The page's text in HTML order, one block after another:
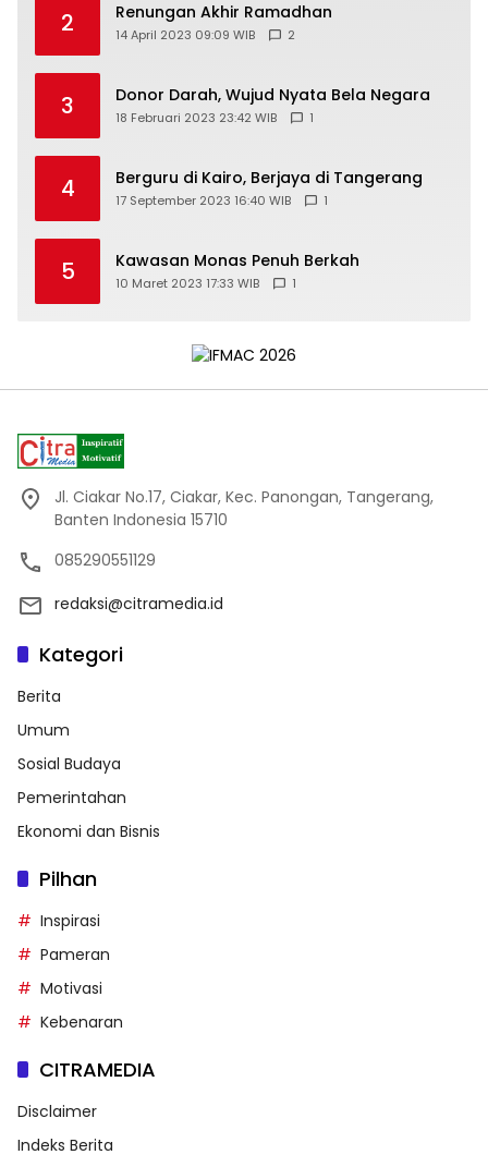
2 Renungan Akhir Ramadhan
14 April 2023 09:09 WIB 2
3 Donor Darah, Wujud Nyata Bela Negara
18 Februari 2023 23:42 WIB 1
4 Berguru di Kairo, Berjaya di Tangerang
17 September 2023 16:40 WIB 1
5 Kawasan Monas Penuh Berkah
10 Maret 2023 17:33 WIB 1
Jl. Ciakar No.17, Ciakar, Kec. Panongan, Tangerang,
Banten Indonesia 15710
085290551129
redaksi@citramedia.id
Kategori
Berita
Umum
Sosial Budaya
Pemerintahan
Ekonomi dan Bisnis
Pilhan
Inspirasi
Pameran
Motivasi
Kebenaran
CITRAMEDIA
Disclaimer
Indeks Berita